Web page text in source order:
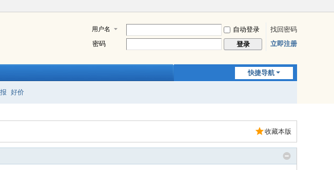
用户名 自动登录
找回密码
密码
登录 立即注册
快捷导航
好价
收藏本版